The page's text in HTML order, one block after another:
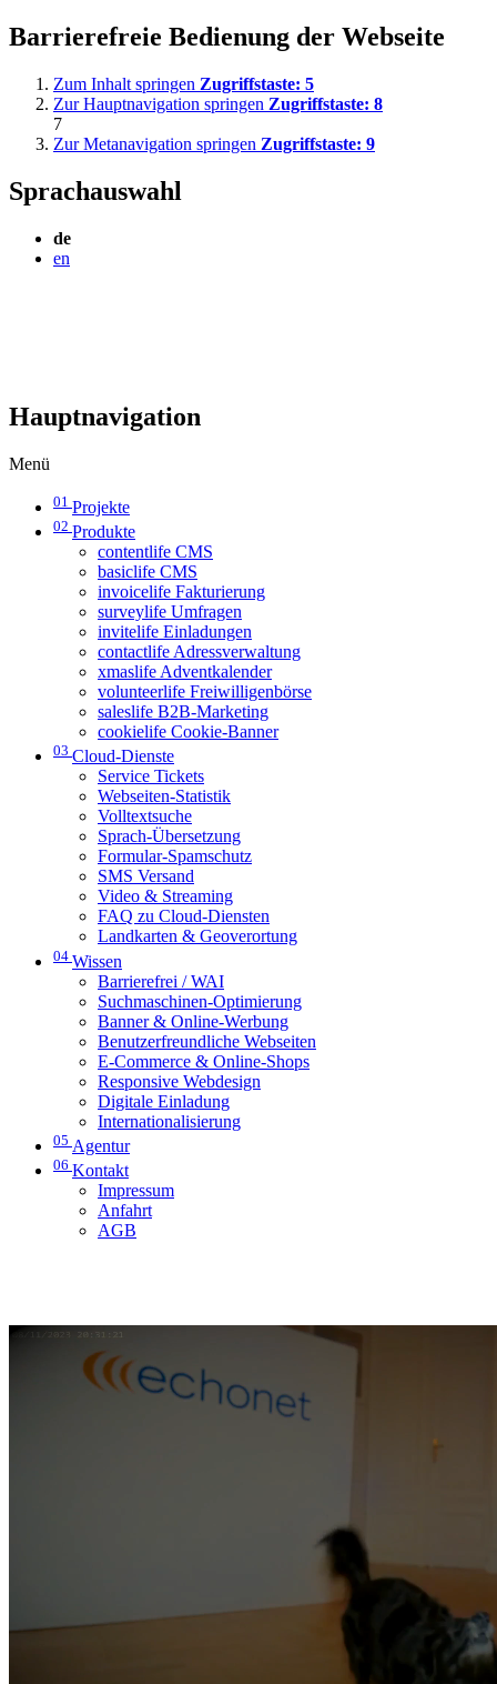
Barrierefreie Bedienung der Webseite
Zum Inhalt springen Zugriffstaste: 5
Zur Hauptnavigation springen Zugriffstaste: 8
7
Zur Metanavigation springen Zugriffstaste: 9
Sprachauswahl
de
en
Hauptnavigation
Menü
01 Projekte
02 Produkte
contentlife CMS
basiclife CMS
invoicelife Fakturierung
surveylife Umfragen
invitelife Einladungen
contactlife Adressverwaltung
xmaslife Adventkalender
volunteerlife Freiwilligenbörse
saleslife B2B-Marketing
cookielife Cookie-Banner
03 Cloud-Dienste
Service Tickets
Webseiten-Statistik
Volltextsuche
Sprach-Übersetzung
Formular-Spamschutz
SMS Versand
Video & Streaming
FAQ zu Cloud-Diensten
Landkarten & Geoverortung
04 Wissen
Barrierefrei / WAI
Suchmaschinen-Optimierung
Banner & Online-Werbung
Benutzerfreundliche Webseiten
E-Commerce & Online-Shops
Responsive Webdesign
Digitale Einladung
Internationalisierung
05 Agentur
06 Kontakt
Impressum
Anfahrt
AGB